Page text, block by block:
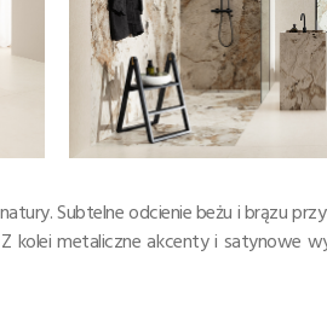
Subtelne odcienie beżu i brązu
kolei metaliczne akcenty i satynowe